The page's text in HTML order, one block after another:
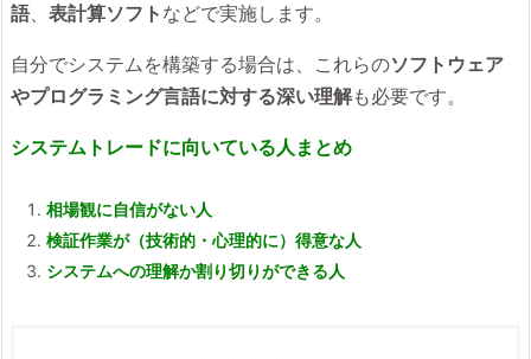
語、 表計算ソフト などで実施します。
自分でシステムを構築する場合は、これらのソフトウェア
やプログラミング言語に対する深い理解も必要です。
システムトレードに向いている人まとめ
相場観に自信がない人
検証作業が（技術的・心理的に）得意な人
システムへの理解か割り切りができる人